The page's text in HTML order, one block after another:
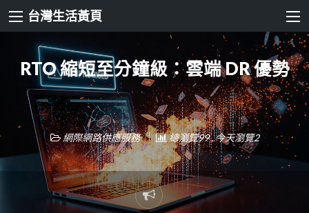
台灣生活黃頁
RTO 縮短至分鐘級：雲端 DR 優勢
網際網路供應服務 總瀏覽99 , 今天瀏覽2
Report